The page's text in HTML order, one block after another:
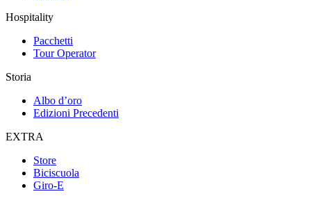
Hospitality
Pacchetti
Tour Operator
Storia
Albo d’oro
Edizioni Precedenti
EXTRA
Store
Biciscuola
Giro-E